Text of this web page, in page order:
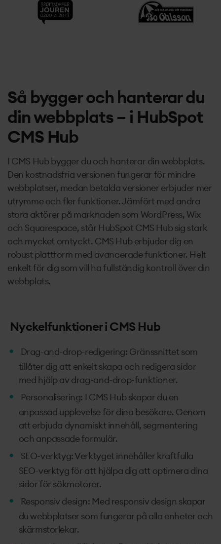
Så bygger och hanterar du
din webbplats – i HubSpot
CMS Hub
I CMS Hub bygger du och hanterar din webbplats.
Den kostnadsfria versionen fungerar för mindre
webbplatser, medan betalda versioner erbjuder mer
utrymme och fler funktioner. Jämfört med andra
stora aktörer på marknaden som WordPress, Wix
och Squarespace, står HubSpot CMS Hub sig stark
och mycket omtyckt. CMS Hub erbjuder dig en
robust plattform med avancerade funktioner. Helt
enkelt för dig som vill ha fullständig kontroll över din
webbplats.
Nyckelfunktioner i CMS Hub
Drag-and-drop-redigering: Gränssnittet som
tillåter dig att enkelt skapa och redigera sidor
med hjälp av drag-and-drop-funktioner.
Personalisering: I CMS Hub skapar du en
anpassad upplevelse för dina besökare. Genom
att erbjuda dynamiskt innehåll, segmentering
och anpassade formulär.
SEO-verktyg: Verktyget innehåller kraftfulla
SEO-verktyg för att hjälpa dig att optimera dina
sidor för sökmotorer.
Responsiv design: Med responsiv design skapar
du webbplatser som fungerar på alla enheter och
skärmstorlekar.